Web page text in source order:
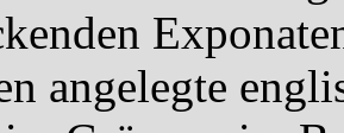
angelegte